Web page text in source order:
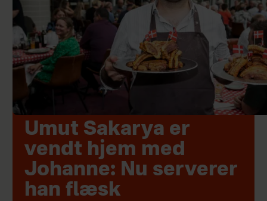
Umut Sakarya er
vendt hjem med
Johanne: Nu serverer
han flæsk